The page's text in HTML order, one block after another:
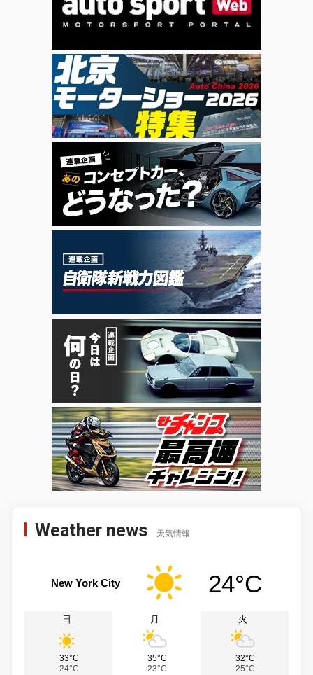
Weather news 天気情報
New York City 24°C
日
33°C
24°C
月
35°C
23°C
火
32°C
25°C